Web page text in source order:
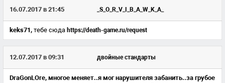
16.07.2017 в 21:45 _S_O_R_V_I_B_A_W_K_A_
keks71, тебе сюда https://death-game.ru/request
12.07.2017 в 09:31 двойные стандарты
DraGonLOre, многое меняет..я мог нарушителя забанить..за грубое